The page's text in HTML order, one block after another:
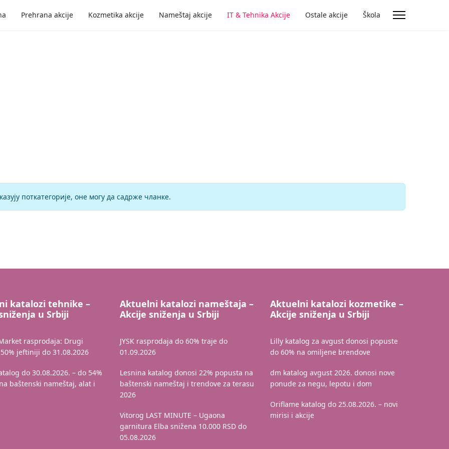
Prehrana akcije Kozmetika akcije Nameštaj akcije IT & Tehnika Akcije Ostale akcije Škola
поткатегорије, оне могу да садрже чланке.
katalozi tehnike –
u Srbiji
rasprodaja: Drugi
jeftiniji do 31.08.2026
do 30.08.2026. – do 54%
baštenski nameštaj, alat i
Aktuelni katalozi nameštaja –
Akcije sniženja u Srbiji
JYSK rasprodaja do 60% traje do
01.09.2026
Lesnina katalog donosi 22% popusta na
baštenski nameštaj i trendove za terasu
2026
Vitorog LAST MINUTE – Ugaona
garnitura Elba snižena 10.000 RSD do
05.08.2026
Aktuelni katalozi kozmetike –
Akcije sniženja u Srbiji
Lilly katalog za avgust donosi popuste
do 60% na omiljene brendove
dm katalog avgust 2026. donosi nove
ponude za negu, lepotu i dom
Oriflame katalog do 25.08.2026. – novi
mirisi i akcije